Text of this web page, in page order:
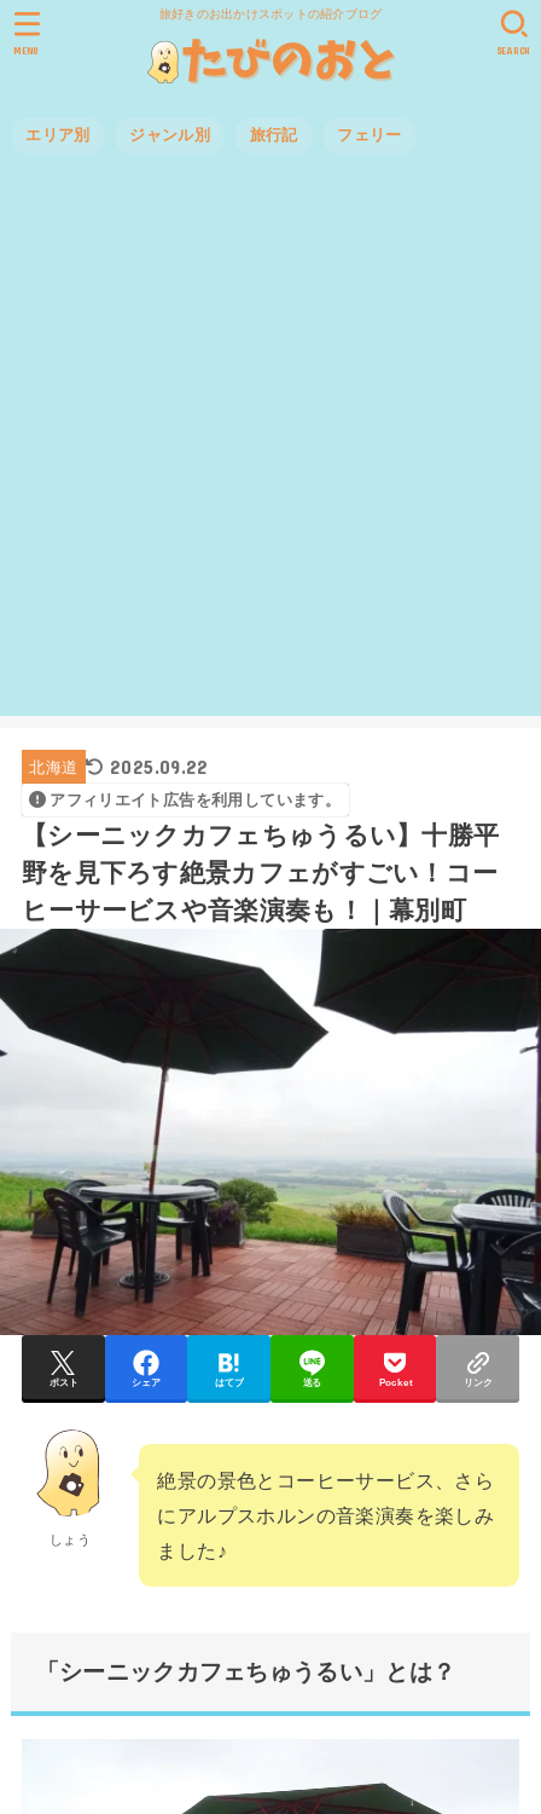
旅好きのお出かけスポットの紹介ブログ
エリア別 ジャンル別 旅行記 フェリー
SEARCH
MENU
北海道 2025.09.22
アフィリエイト広告を利用しています。
【シーニックカフェちゅうるい】十勝平
野を見下ろす絶景カフェがすごい！コー
ヒーサービスや音楽演奏も！｜幕別町
ポスト シェア はてブ 送る Pocket リンク
しょう
絶景の景色とコーヒーサービス、さら
にアルプスホルンの音楽演奏を楽しみ
ました♪
「シーニックカフェちゅうるい」とは？